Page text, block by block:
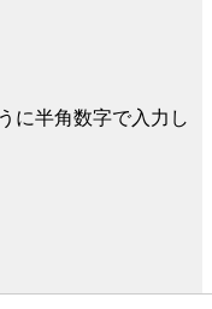
に半角数字で入力し